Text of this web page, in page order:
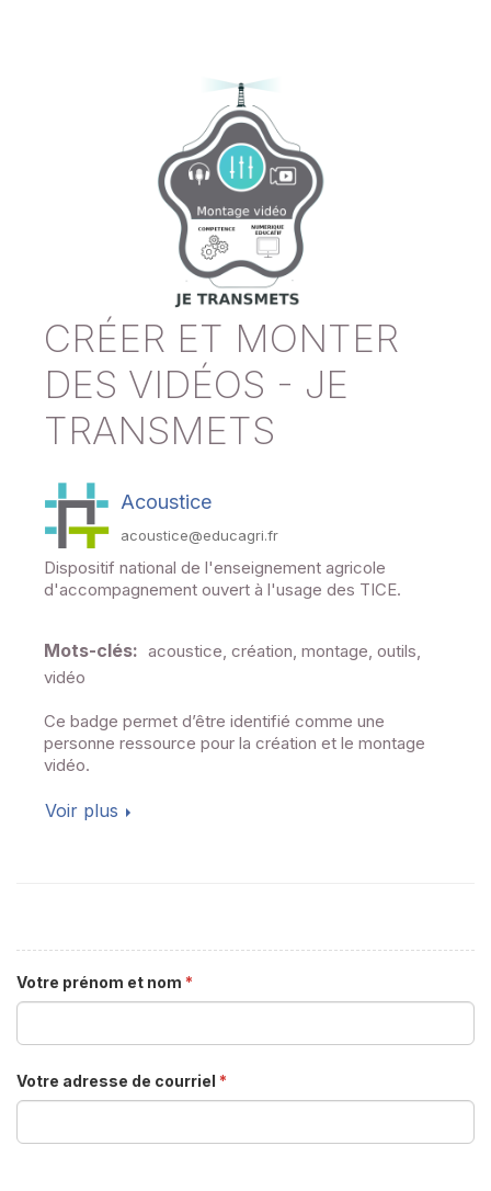
CRÉER ET MONTER
DES VIDÉOS - JE
TRANSMETS
Acoustice
acoustice@educagri.fr
Dispositif national de l'enseignement agricole
d'accompagnement ouvert à l'usage des TICE.
Mots-clés: acoustice, création, montage, outils,
vidéo
Ce badge permet d’être identifié comme une
personne ressource pour la création et le montage
vidéo.
Voir plus
Votre prénom et nom *
Votre adresse de courriel *